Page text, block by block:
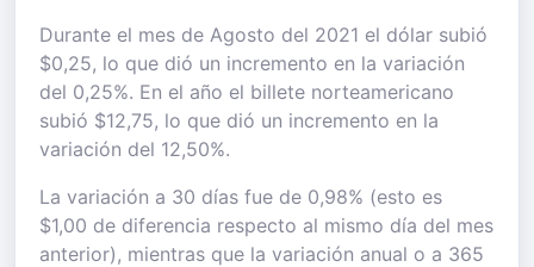
Durante el mes de Agosto del 2021 el dólar subió
$0,25, lo que dió un incremento en la variación
del 0,25%. En el año el billete norteamericano
subió $12,75, lo que dió un incremento en la
variación del 12,50%.
La variación a 30 días fue de 0,98% (esto es
$1,00 de diferencia respecto al mismo día del mes
anterior), mientras que la variación anual o a 365